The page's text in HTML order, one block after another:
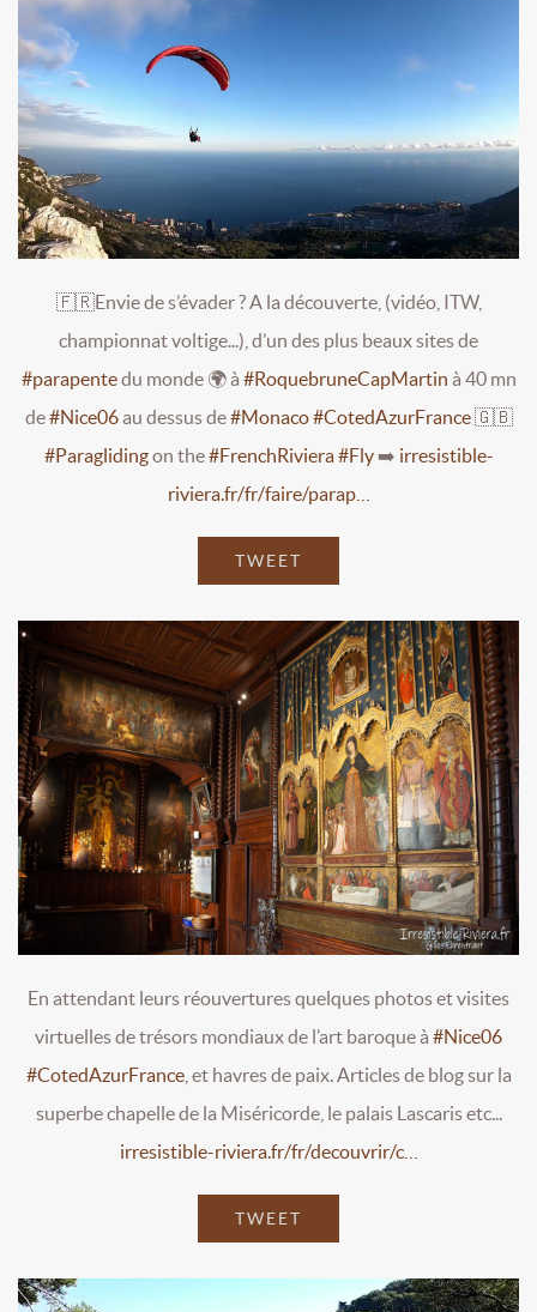
🇫🇷Envie de s’évader ? A la découverte, (vidéo, ITW,
championnat voltige...), d’un des plus beaux sites de
#parapentedu monde 🌍 à #RoquebruneCapMartin à 40 mn
de#Nice06au dessus de#Monaco#CotedAzurFrance🇬🇧
#Paraglidingon the#FrenchRiviera#Fly➡️ irresistible-
riviera.fr/fr/faire/parap…
TWEET
En attendant leurs réouvertures quelques photos et visites
virtuelles de trésors mondiaux de l’art baroque à #Nice06
#CotedAzurFrance, et havres de paix. Articles de blog sur la
superbe chapelle de la Miséricorde, le palais Lascaris etc...
irresistible-riviera.fr/fr/decouvrir/c…
TWEET